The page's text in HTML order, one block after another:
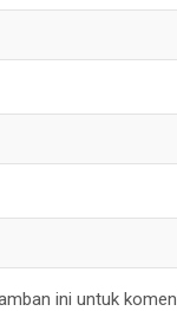
ini untuk